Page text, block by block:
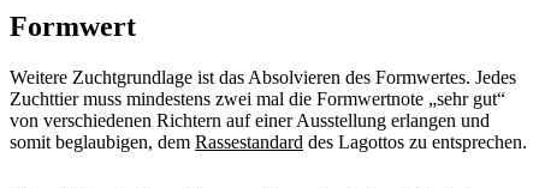
Formwert
Weitere Zuchtgrundlage ist das Absolvieren des Formwertes. Jedes
Zuchttier muss mindestens zwei mal die Formwertnote „sehr gut“
von verschiedenen Richtern auf einer Ausstellung erlangen und
somit beglaubigen, dem Rassestandard des Lagottos zu entsprechen.